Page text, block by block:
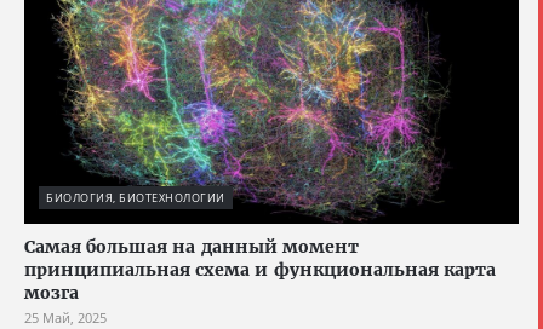
БИОЛОГИЯ, БИОТЕХНОЛОГИИ
Cамая большая на данный момент
принципиальная схема и функциональная карта
мозга
25 Май, 2025